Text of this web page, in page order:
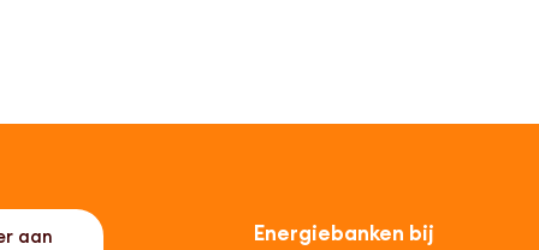
aan
Energiebanken bij